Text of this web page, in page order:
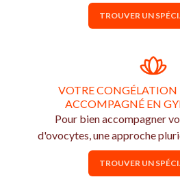
TROUVER UN
VOTRE CONGÉLATION
ACCOMPAGNÉ EN
Pour bien accompagner
d'ovocytes, une approche
TROUVER UN